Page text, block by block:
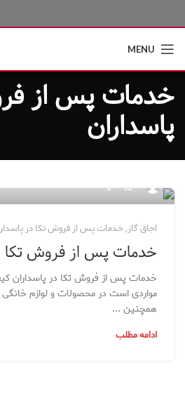
MENU
خدمات پس از
پاسداران
مدیر سایت
اجاق گاز,خدمات پس از فروش تکا در
خدمات پس از فروش تکا
خدمات پس از فروش تکا در پاسداران
مواردی است در محصولات و لوازم
همچنین ...
ادامه مطلب